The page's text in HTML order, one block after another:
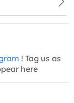
! Tag us as
here